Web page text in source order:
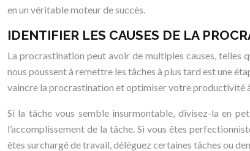
en un véritable moteur de succès.
IDENTIFIER LES CAUSES DE LA
La procrastination peut avoir de multiples causes, telles
nous poussent à remettre les tâches à plus tard est une
vaincre la procrastination et optimiser votre productivité
Si la tâche vous semble insurmontable, divisez-la en
l’accomplissement de la tâche. Si vous êtes
êtes surchargé de travail, déléguez certaines tâches ou